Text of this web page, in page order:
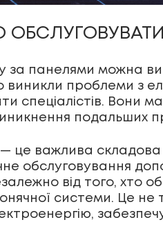
за панелями можна
виникли проблеми з
спеціалістів. Вони
подальших
це важлива
обслуговування
від того,
системи. Це не